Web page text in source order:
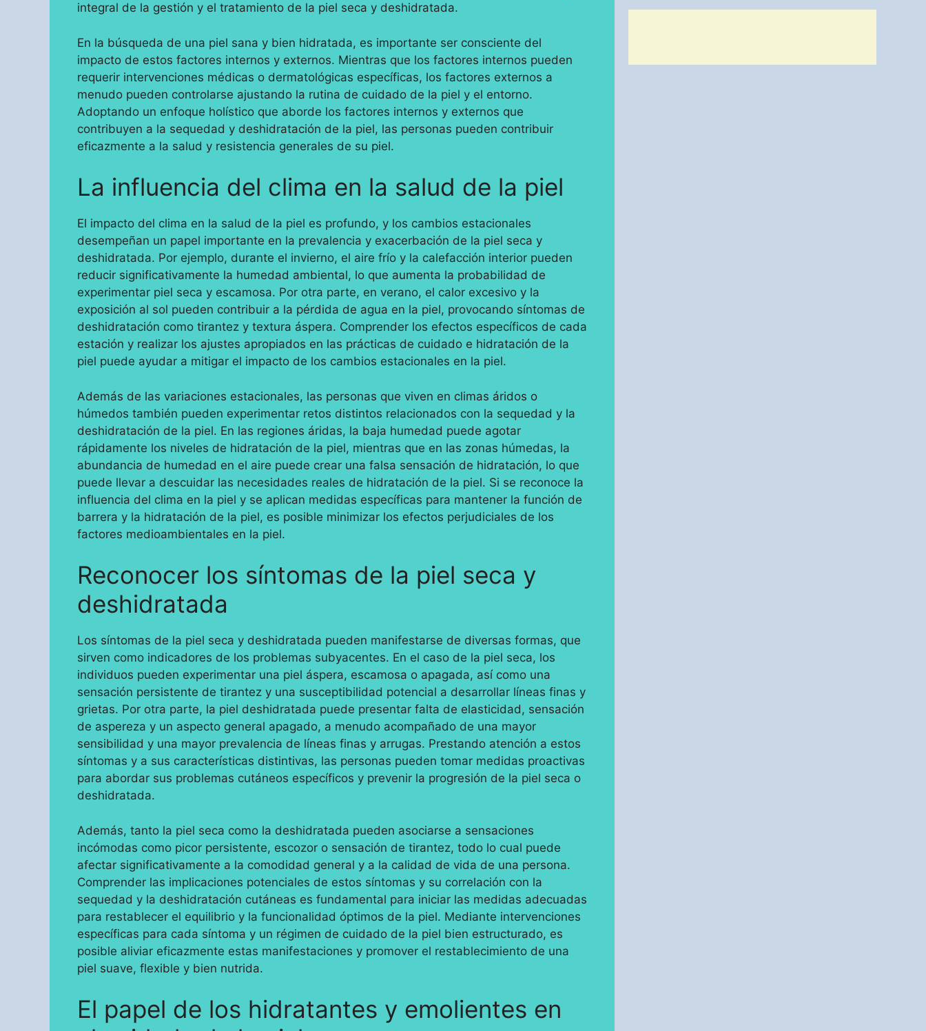
integral de la gestión y el tratamiento de la piel seca y deshidratada.
En la búsqueda de una piel sana y bien hidratada, es importante ser consciente del
impacto de estos factores internos y externos. Mientras que los factores internos pueden
requerir intervenciones médicas o dermatológicas específicas, los factores externos a
menudo pueden controlarse ajustando la rutina de cuidado de la piel y el entorno.
Adoptando un enfoque holístico que aborde los factores internos y externos que
contribuyen a la sequedad y deshidratación de la piel, las personas pueden contribuir
eficazmente a la salud y resistencia generales de su piel.
La influencia del clima en la salud de la piel
El impacto del clima en la salud de la piel es profundo, y los cambios estacionales
desempeñan un papel importante en la prevalencia y exacerbación de la piel seca y
deshidratada. Por ejemplo, durante el invierno, el aire frío y la calefacción interior pueden
reducir significativamente la humedad ambiental, lo que aumenta la probabilidad de
experimentar piel seca y escamosa. Por otra parte, en verano, el calor excesivo y la
exposición al sol pueden contribuir a la pérdida de agua en la piel, provocando síntomas de
deshidratación como tirantez y textura áspera. Comprender los efectos específicos de cada
estación y realizar los ajustes apropiados en las prácticas de cuidado e hidratación de la
piel puede ayudar a mitigar el impacto de los cambios estacionales en la piel.
Además de las variaciones estacionales, las personas que viven en climas áridos o
húmedos también pueden experimentar retos distintos relacionados con la sequedad y la
deshidratación de la piel. En las regiones áridas, la baja humedad puede agotar
rápidamente los niveles de hidratación de la piel, mientras que en las zonas húmedas, la
abundancia de humedad en el aire puede crear una falsa sensación de hidratación, lo que
puede llevar a descuidar las necesidades reales de hidratación de la piel. Si se reconoce la
influencia del clima en la piel y se aplican medidas específicas para mantener la función de
barrera y la hidratación de la piel, es posible minimizar los efectos perjudiciales de los
factores medioambientales en la piel.
Reconocer los síntomas de la piel seca y
deshidratada
Los síntomas de la piel seca y deshidratada pueden manifestarse de diversas formas, que
sirven como indicadores de los problemas subyacentes. En el caso de la piel seca, los
individuos pueden experimentar una piel áspera, escamosa o apagada, así como una
sensación persistente de tirantez y una susceptibilidad potencial a desarrollar líneas finas y
grietas. Por otra parte, la piel deshidratada puede presentar falta de elasticidad, sensación
de aspereza y un aspecto general apagado, a menudo acompañado de una mayor
sensibilidad y una mayor prevalencia de líneas finas y arrugas. Prestando atención a estos
síntomas y a sus características distintivas, las personas pueden tomar medidas proactivas
para abordar sus problemas cutáneos específicos y prevenir la progresión de la piel seca o
deshidratada.
Además, tanto la piel seca como la deshidratada pueden asociarse a sensaciones
incómodas como picor persistente, escozor o sensación de tirantez, todo lo cual puede
afectar significativamente a la comodidad general y a la calidad de vida de una persona.
Comprender las implicaciones potenciales de estos síntomas y su correlación con la
sequedad y la deshidratación cutáneas es fundamental para iniciar las medidas adecuadas
para restablecer el equilibrio y la funcionalidad óptimos de la piel. Mediante intervenciones
específicas para cada síntoma y un régimen de cuidado de la piel bien estructurado, es
posible aliviar eficazmente estas manifestaciones y promover el restablecimiento de una
piel suave, flexible y bien nutrida.
El papel de los hidratantes y emolientes en